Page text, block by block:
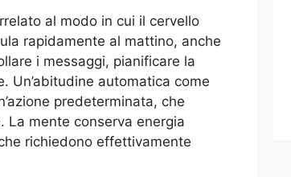
al modo in cui il cervello
rapidamente al mattino, anche
i messaggi, pianificare la
Un’abitudine automatica come
predeterminata, che
La mente conserva energia
richiedono effettivamente